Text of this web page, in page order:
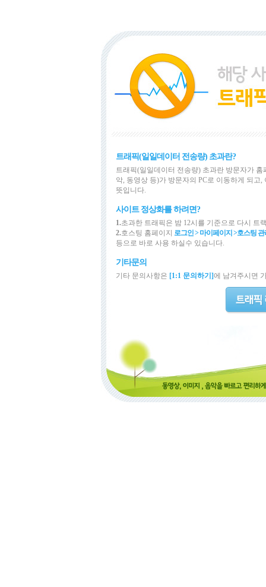
트래픽(일일데이터 전송량) 초과란?
트래픽(일일데이터 전송량) 초과란 방문자가
악, 동영상 등)가 방문자의 PC로 이동하게 되
뜻입니다.
사이트 정상화를 하려면?
1.초과한 트래픽은 밤 12시를 기준으로 다시 트
2.호스팅 홈페이지 로그인 > 마이페이지 >호스팅 관
등으로 바로 사용 하실수 있습니다.
기타문의
기타 문의사항은 [1:1 문의하기]에 남겨주시면